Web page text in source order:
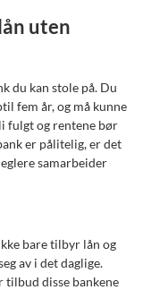
uten
du kan stole på. Du
fem år, og må kunne
fulgt og rentene bør
er pålitelig, er det
samarbeider
bare tilbyr lån og
av i det daglige.
tilbud disse bankene